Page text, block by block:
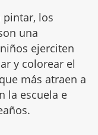
pintar, los
una
ejerciten
y colorear el
más atraen a
la escuela e